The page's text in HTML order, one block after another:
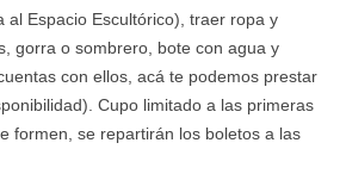
al Espacio Escultórico), traer ropa y
gorra o sombrero, bote con agua y
con ellos, acá te podemos prestar
Cupo limitado a las primeras
formen, se repartirán los boletos a las